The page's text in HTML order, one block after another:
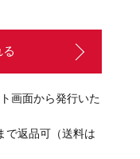
画面から発行いた
で返品可（送料は